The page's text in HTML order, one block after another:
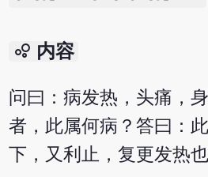
bubble_chart 内容
问曰：病发热，头痛，
者，此属何病？答曰：
下，又利止，复更发热也